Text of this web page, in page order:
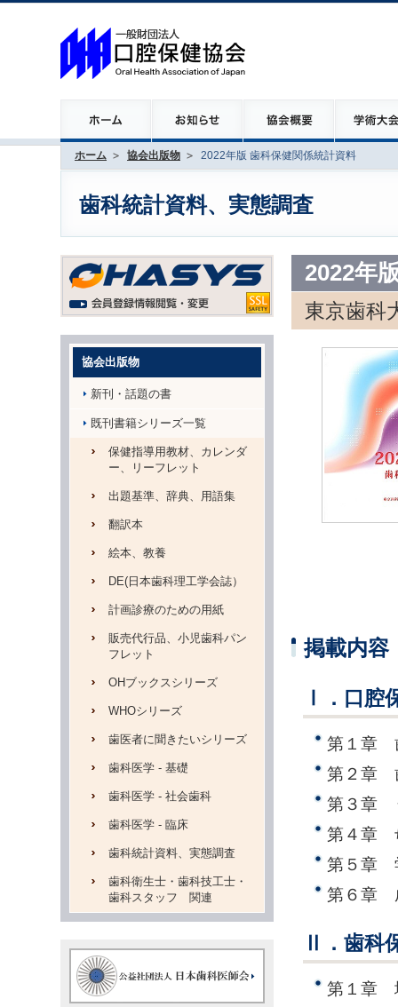
ホーム 協会出版物 2022年版 歯科保健関係統計資料
歯科統計資料、実態調査
2022年
東京歯科
掲載内容
Ⅰ．口腔
第１章
第２章
第３章
第４章
第５章
第６章
Ⅱ．歯科
第１章
協会出版物
新刊・話題の書
既刊書籍シリーズ一覧
保健指導用教材、カレンダ
ー、リーフレット
出題基準、辞典、用語集
翻訳本
絵本、教養
DE(日本歯科理工学会誌）
計画診療のための用紙
販売代行品、小児歯科パン
フレット
OHブックスシリーズ
WHOシリーズ
歯医者に聞きたいシリーズ
歯科医学 - 基礎
歯科医学 - 社会歯科
歯科医学 - 臨床
歯科統計資料、実態調査
歯科衛生士・歯科技工士・
歯科スタッフ 関連